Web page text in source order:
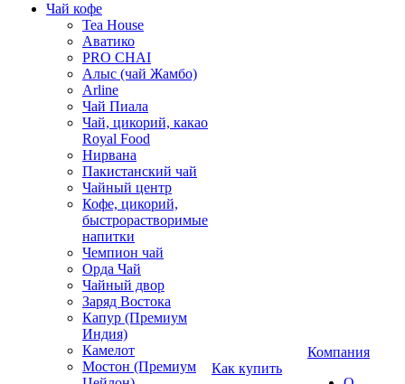
Чай кофе
Tea House
Аватико
PRO CHAI
Алыс (чай Жамбо)
Arline
Чай Пиала
Чай, цикорий, какао
Royal Food
Нирвана
Пакистанский чай
Чайный центр
Кофе, цикорий,
быстрорастворимые
напитки
Чемпион чай
Орда Чай
Чайный двор
Заряд Востока
Капур (Премиум
Индия)
Камелот
Мостон (Премиум
Как купить
Компания